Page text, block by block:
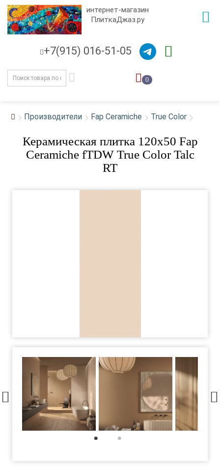
интернет-магазин
ПлиткаДжаз.ру
+7(915) 016-51-05
0
Производители Fap Ceramiche True Color
Керамическая плитка 120x50 Fap
Ceramiche fTDW True Color Talc
RT